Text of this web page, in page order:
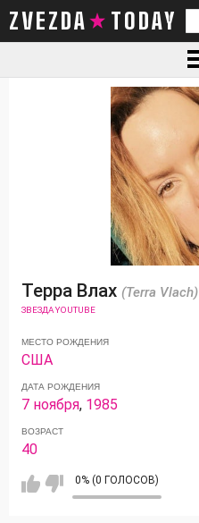
ZVEZDA TODAY
Терра Влах (Terra Vlach)
ЗВЕЗДА YOUTUBE
МЕСТО РОЖДЕНИЯ
США
ДАТА РОЖДЕНИЯ
7 ноября, 1985
ВОЗРАСТ
40
0% (0 ГОЛОСОВ)